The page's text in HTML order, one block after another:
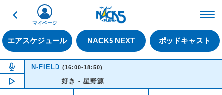
戻る
エアスケジュール NACK5 NEXT ポッドキャスト
マイページ
NOW ON AIR
N-FIELD (16:00-18:50)
NOW PLAYING 15:48
好き - 星野源